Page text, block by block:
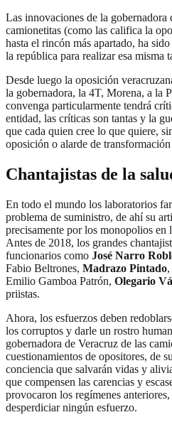
Las innovaciones de la gobernadora
camionetitas (como las califica la
hasta el rincón más apartado, ha
la república para realizar esa misma
Desde luego la oposición
la gobernadora, la 4T, Morena, a la
convenga particularmente tendrá
entidad, las críticas son tantas y la
que cada quien cree lo que quiere,
oposición o alarde de
Chantajistas de la
En todo el mundo los laboratorios
problema de suministro, de ahí su
precisamente por los monopolios en
Antes de 2018, los grandes
funcionarios como José Narro
Fabio Beltrones, Madrazo Pintado
Emilio Gamboa Patrón, Olegario
priistas.
Ahora, los esfuerzos deben
los corruptos y darle un rostro
gobernadora de Veracruz de las
cuestionamientos de opositores, de
conciencia que salvarán vidas y
que compensen las carencias y
provocaron los regímenes
desperdiciar ningún esfuerzo.